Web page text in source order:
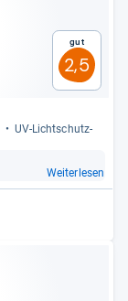
Gut
2,5
UV-​Licht­schutz­
Weiterlesen